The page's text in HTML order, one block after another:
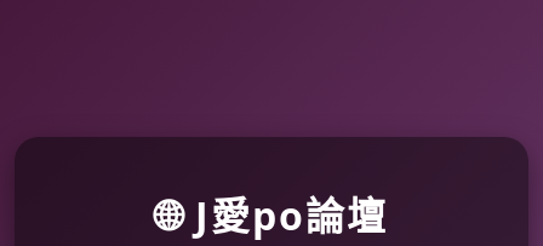
🌐 J愛po論壇